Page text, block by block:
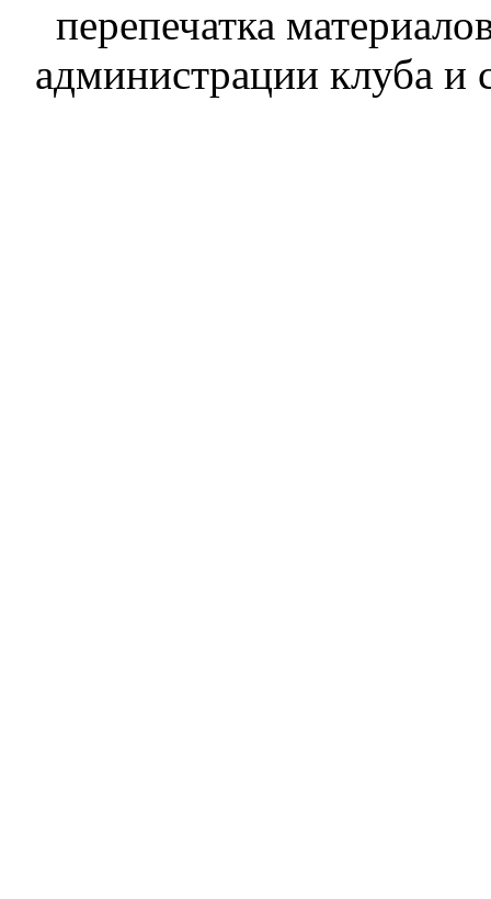
перепечатка
администрации клуба и